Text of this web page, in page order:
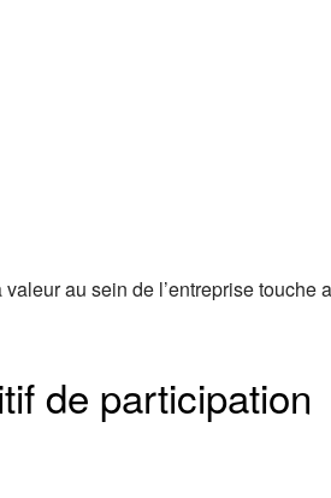
au sein de l’entreprise
de participation